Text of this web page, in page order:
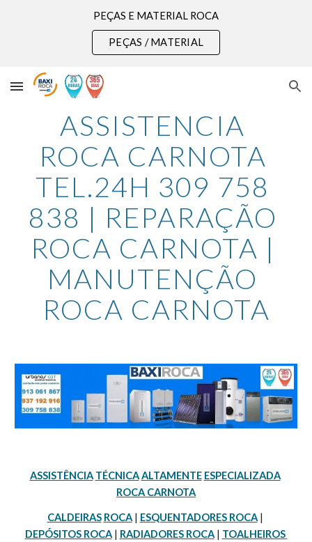
Skip to main content
PEÇAS E MATERIAL ROCA
PEÇAS / MATERIAL
ASSISTENCIA
ROCA CARNOTA
TEL.24H 309 758
838 | REPARAÇÃO
ROCA CARNOTA |
MANUTENÇÃO
ROCA CARNOTA
ASSISTÊNCIA TÉCNICA ALTAMENTE ESPECIALIZADA
ROCA CARNOTA
CALDEIRAS ROCA | ESQUENTADORES ROCA
DEPÓSITOS ROCA | RADIADORES ROCA | TOALHEIROS